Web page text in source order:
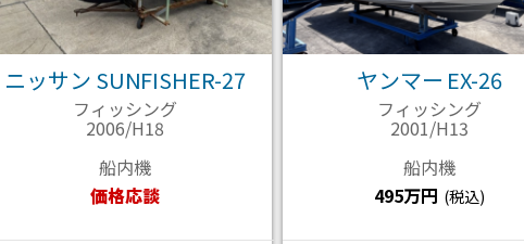
ニッサン SUNFISHER-27
フィッシング
2006/H18
船内機
価格応談
ヤンマー EX-26
フィッシング
2001/H13
船内機
495万円 (税込)